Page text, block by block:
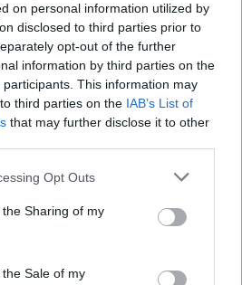
on personal information utilized by
disclosed to third parties prior to
opt-out of the further
information by third parties on the
participants. This information may
third parties on the IAB’s List of
that may further disclose it to other
Opt Outs
Sharing of my
Sale of my